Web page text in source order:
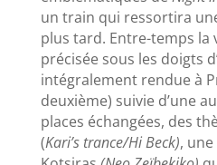
un train qui ressortira
plus tard. Entre-temps la
précisée sous les doigts
intégralement rendue à
deuxième) suivie d’une
places échangées, des
(Kari’s trance/Hi Beck), une